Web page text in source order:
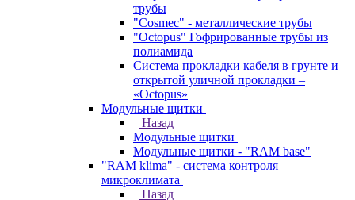
трубы
"Cosmec" - металлические трубы
"Octopus" Гофрированные трубы из
полиамида
Система прокладки кабеля в грунте и
открытой уличной прокладки –
«Octopus»
Модульные щитки
Назад
Модульные щитки
Модульные щитки - "RAM base"
"RAM klima" - система контроля
микроклимата
Назад